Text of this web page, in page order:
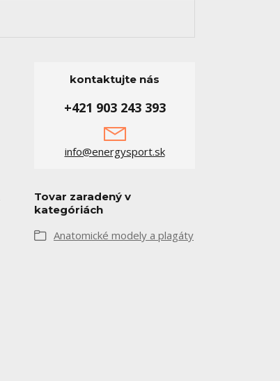
kontaktujte nás
+421 903 243 393
info@energysport.sk
Tovar zaradený v
kategóriách
Anatomické modely a plagáty